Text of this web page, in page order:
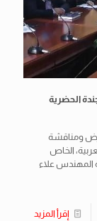
الحضرية
ومناقشة
الخاص
المهندس علاء
إقرأ المزيد